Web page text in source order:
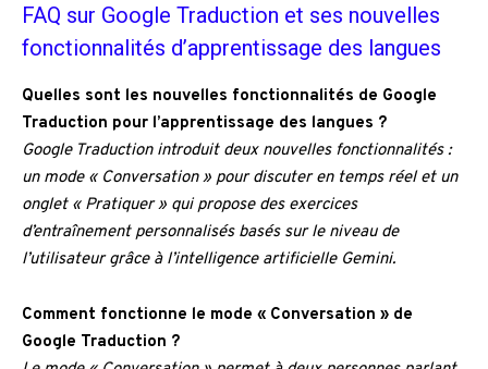
FAQ sur Google Traduction et ses nouvelles
fonctionnalités d’apprentissage des langues
Quelles sont les nouvelles fonctionnalités de Google
Traduction pour l’apprentissage des langues ?
Google Traduction introduit deux nouvelles fonctionnalités :
un mode « Conversation » pour discuter en temps réel et un
onglet « Pratiquer » qui propose des exercices
d’entraînement personnalisés basés sur le niveau de
l’utilisateur grâce à l’intelligence artificielle Gemini.
Comment fonctionne le mode « Conversation » de
Google Traduction ?